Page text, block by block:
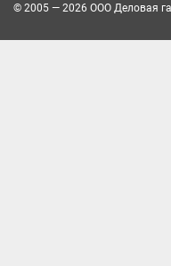
© 2005 — 2026 ООО Деловая